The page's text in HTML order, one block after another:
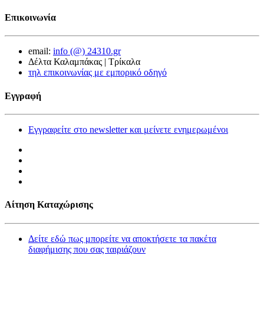
Επικοινωνία
email: info (@) 24310.gr
Δέλτα Καλαμπάκας | Τρίκαλα
τηλ επικοινωνίας με εμπορικό οδηγό
Εγγραφή
Εγγραφείτε στο newsletter και μείνετε ενημερωμένοι
Αίτηση Καταχώρισης
Δείτε εδώ πως μπορείτε να αποκτήσετε τα πακέτα
διαφήμισης που σας ταιριάζουν